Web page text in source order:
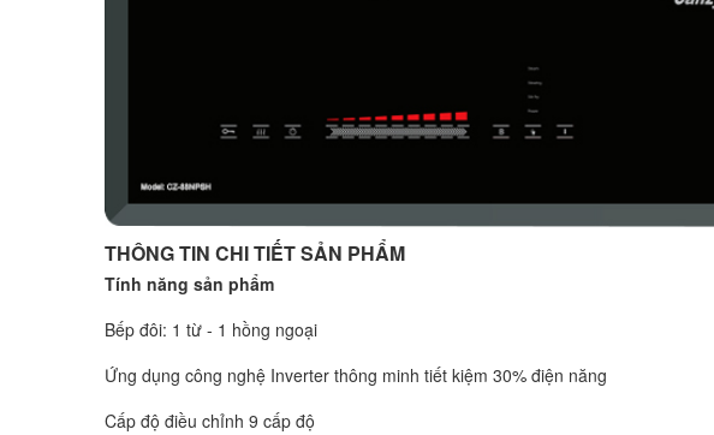
THÔNG TIN CHI TIẾT SẢN PHẨM
Tính năng sản phẩm
Bếp đôi: 1 từ - 1 hồng ngoại
Ứng dụng công nghệ Inverter thông minh tiết kiệm 30% điện năng
Cấp độ điều chỉnh 9 cấp độ